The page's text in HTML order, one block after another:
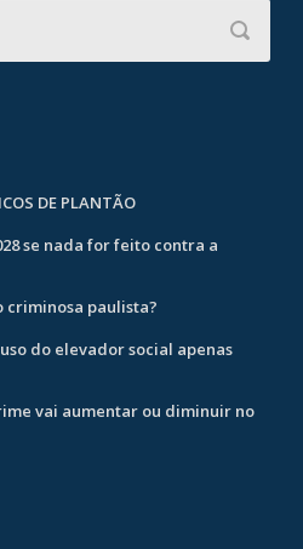
DE PLANTÃO
se nada for feito contra a
criminosa paulista?
do elevador social apenas
vai aumentar ou diminuir no